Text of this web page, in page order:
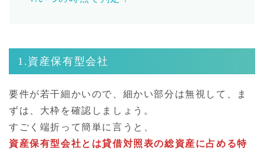
1.資産保有型会社
要件が若干細かいので、細かい部分は無視して、ま
ずは、大枠を確認しましょう。
すごく端折って簡単に言うと、
資産保有型会社とは貸借対照表の総資産に占める特